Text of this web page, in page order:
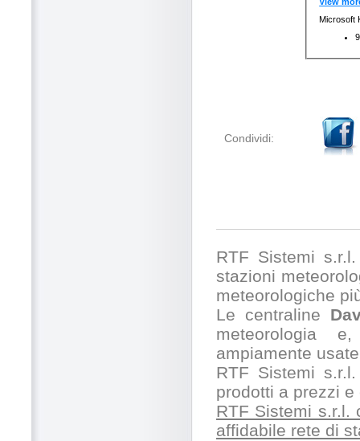
Condividi:
RTF Sistemi
stazioni
meteorologiche
Le centraline
meteorologia
ampiamente
RTF Sistemi
prodotti a prezzi
RTF Sistemi s.r.l.
affidabile rete di